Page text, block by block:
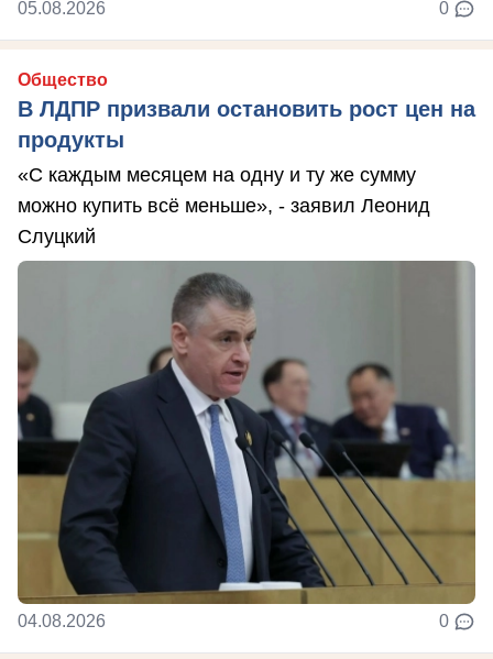
05.08.2026 0
Общество
В ЛДПР призвали остановить рост цен на
продукты
«С каждым месяцем на одну и ту же сумму
можно купить всё меньше», - заявил Леонид
Слуцкий
04.08.2026 0